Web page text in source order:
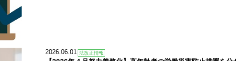
2026.06.01 法改正情報